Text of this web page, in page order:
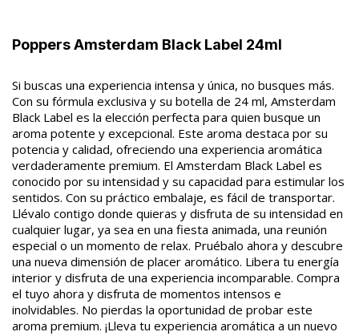
Poppers Amsterdam Black Label 24ml
Si buscas una experiencia intensa y única, no busques más.
Con su fórmula exclusiva y su botella de 24 ml, Amsterdam
Black Label es la elección perfecta para quien busque un
aroma potente y excepcional. Este aroma destaca por su
potencia y calidad, ofreciendo una experiencia aromática
verdaderamente premium. El Amsterdam Black Label es
conocido por su intensidad y su capacidad para estimular los
sentidos. Con su práctico embalaje, es fácil de transportar.
Llévalo contigo donde quieras y disfruta de su intensidad en
cualquier lugar, ya sea en una fiesta animada, una reunión
especial o un momento de relax. Pruébalo ahora y descubre
una nueva dimensión de placer aromático. Libera tu energía
interior y disfruta de una experiencia incomparable. Compra
el tuyo ahora y disfruta de momentos intensos e
inolvidables. No pierdas la oportunidad de probar este
aroma premium. ¡Lleva tu experiencia aromática a un nuevo